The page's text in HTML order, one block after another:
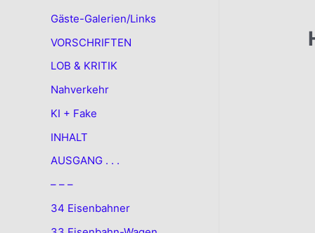
Gäste-Galerien/Links
VORSCHRIFTEN
LOB & KRITIK
Nahverkehr
KI + Fake
INHALT
AUSGANG . . .
– – –
34 Eisenbahner